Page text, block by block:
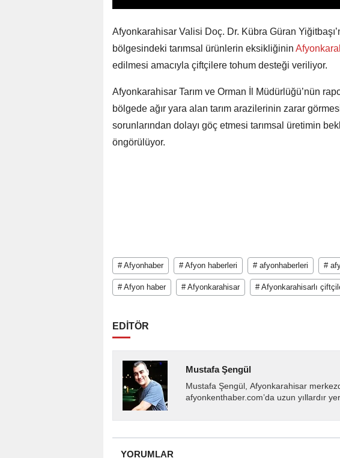
Afyonkarahisar Valisi Doç. Dr. Kübra Güran
bölgesindeki tarımsal ürünlerin eksikliğinin
edilmesi amacıyla çiftçilere tohum desteği veriliyor.
Afyonkarahisar Tarım ve Orman İl Müdürlüğü’nün
bölgede ağır yara alan tarım arazilerinin zarar
sorunlarından dolayı göç etmesi tarımsal üretimin
öngörülüyor.
# Afyonhaber # Afyon haberleri # afyonhaberleri #
# Afyon haber # Afyonkarahisar # Afyonkarahisarlı
EDİTÖR
Mustafa Şengül
Mustafa Şengül, Afyonkarahisar
afyonkenthaber.com’da uzun yıllardır
YORUMLAR